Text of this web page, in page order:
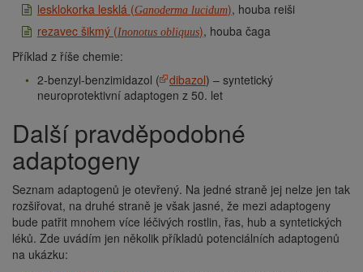
lesklokorka lesklá (Ganoderma lucidum), houba reiši
rezavec šikmý (Inonotus obliquus), houba čaga
Příklad z říše chemie:
2-benzyl-benzimidazol (
dibazol) – syntetický
neuroprotektivní adaptogen z 50. let
Další pravděpodobné
adaptogeny
Seznam adaptogenů je otevřený. Na jedné straně jej nelze jen tak
rozšiřovat, na druhé straně je však jasné, že mezi adaptogeny
bude patřit mnohem více léčivých rostlin, řas, hub a syntetických
léků. Zde uvádím jen několik příkladů potenciálních adaptogenů
na ukázku: